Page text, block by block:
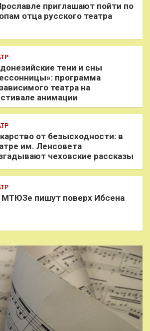
приглашают пойти по
отца русского театра
тени и сны
программа
театра на
анимации
от безысходности: в
им. Ленсовета
чеховские рассказы
МТЮЗе пишут поверх Ибсена